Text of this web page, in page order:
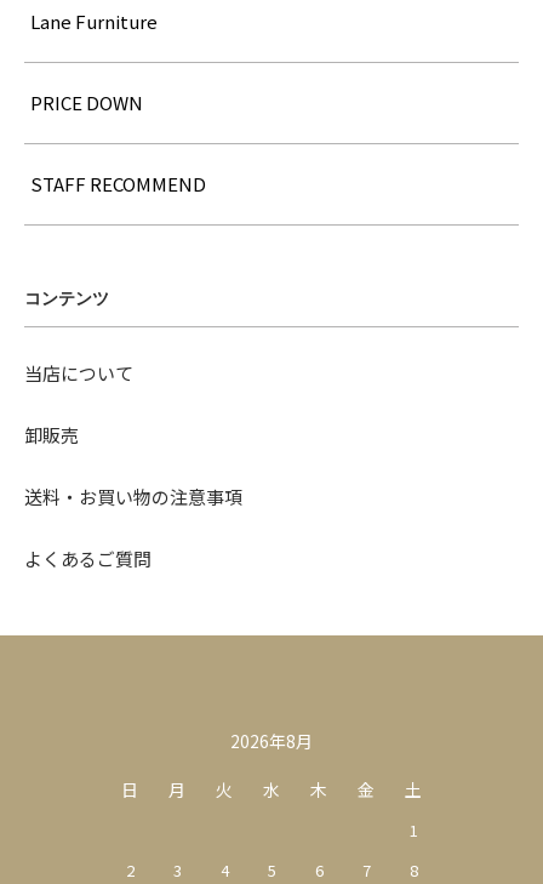
Lane Furniture
PRICE DOWN
STAFF RECOMMEND
コンテンツ
当店について
卸販売
送料・お買い物の注意事項
よくあるご質問
2026年8月
日
月 火 水 木 金 土
1
2
3 4 5 6 7
8